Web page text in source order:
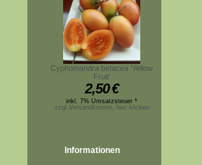
Cyphomandra betacea 'Yellow
Fruit'
2,50€
inkl. 7% Umsatzsteuer *
zzgl.Versandkosten, hier klicken
Informationen